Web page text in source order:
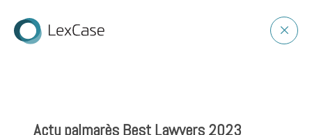
Actu palmarès Best Lawyers 2023